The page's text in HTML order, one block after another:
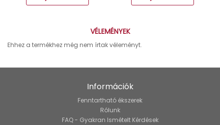
VÉLEMÉNYEK
Ehhez a termékhez még nem írtak véleményt.
Információk
Fenntartható ékszerek
Rólunk
FAQ - Gyakran Ismételt Kérdések